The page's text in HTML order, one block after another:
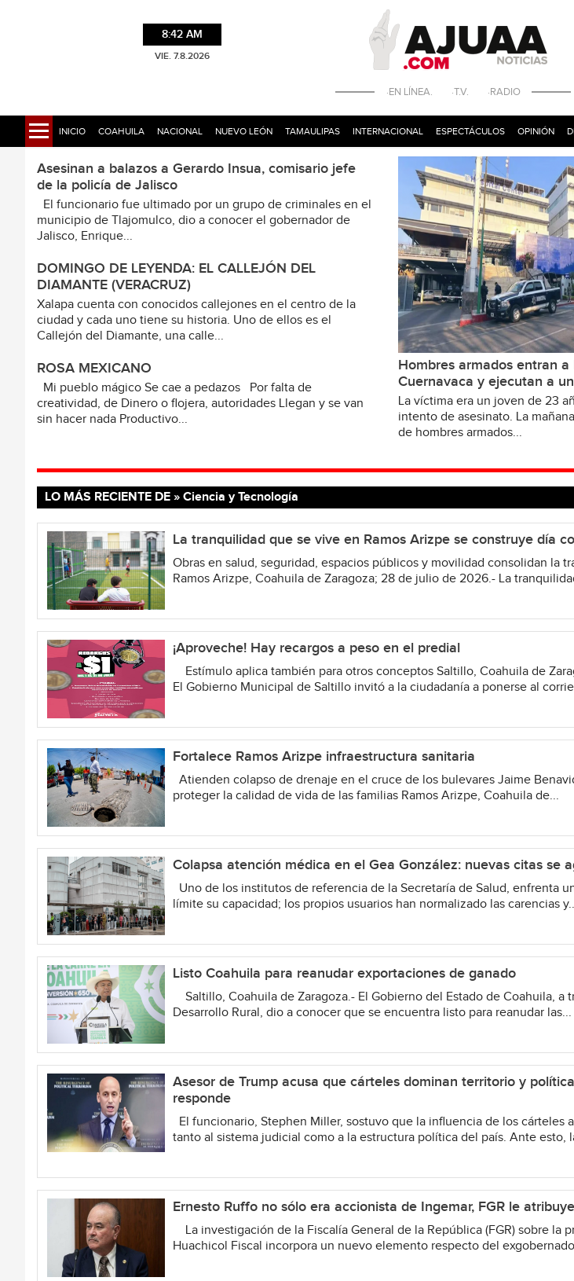
8:42 AM
VIE. 7.8.2026
·EN LÍNEA. ·T.V. ·RADIO
INICIO COAHUILA NACIONAL NUEVO LEÓN TAMAULIPAS INTERNACIONAL ESPECTÁCULOS OPINIÓN
Hombres armados entran
Cuernavaca y ejecutan a
La víctima era un joven de 23
intento de asesinato. La
de hombres armados...
Asesinan a balazos a Gerardo Insua, comisario jefe
de la policía de Jalisco
El funcionario fue ultimado por un grupo de criminales en el
municipio de Tlajomulco, dio a conocer el gobernador de
Jalisco, Enrique...
DOMINGO DE LEYENDA: EL CALLEJÓN DEL
DIAMANTE (VERACRUZ)
Xalapa cuenta con conocidos callejones en el centro de la
ciudad y cada uno tiene su historia. Uno de ellos es el
Callejón del Diamante, una calle...
ROSA MEXICANO
Mi pueblo mágico Se cae a pedazos Por falta de
creatividad, de Dinero o flojera, autoridades Llegan y se van
sin hacer nada Productivo...
LO MÁS RECIENTE DE » Ciencia y Tecnología
La tranquilidad que se vive en Ramos Arizpe se construye día
Obras en salud, seguridad, espacios públicos y movilidad consolidan la
Ramos Arizpe, Coahuila de Zaragoza; 28 de julio de 2026.- La
¡Aproveche! Hay recargos a peso en el predial
Estímulo aplica también para otros conceptos Saltillo, Coahuila de
El Gobierno Municipal de Saltillo invitó a la ciudadanía a ponerse al
Fortalece Ramos Arizpe infraestructura sanitaria
Atienden colapso de drenaje en el cruce de los bulevares Jaime
proteger la calidad de vida de las familias Ramos Arizpe, Coahuila de...
Colapsa atención médica en el Gea González: nuevas citas se
Uno de los institutos de referencia de la Secretaría de Salud, enfrenta
límite su capacidad; los propios usuarios han normalizado las carencias
Listo Coahuila para reanudar exportaciones de ganado
Saltillo, Coahuila de Zaragoza.- El Gobierno del Estado de Coahuila, a
Desarrollo Rural, dio a conocer que se encuentra listo para reanudar las...
Asesor de Trump acusa que cárteles dominan territorio y
responde
El funcionario, Stephen Miller, sostuvo que la influencia de los cárteles
tanto al sistema judicial como a la estructura política del país. Ante esto,
Ernesto Ruffo no sólo era accionista de Ingemar, FGR le
La investigación de la Fiscalía General de la República (FGR) sobre la
Huachicol Fiscal incorpora un nuevo elemento respecto del